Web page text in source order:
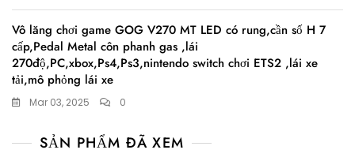
Vô lăng chơi game GOG V270 MT LED có rung,cần số H 7
cấp,Pedal Metal côn phanh gas ,lái
270độ,PC,xbox,Ps4,Ps3,nintendo switch chơi ETS2 ,lái xe
tải,mô phỏng lái xe
Mar 03, 2025 0
SẢN PHẨM ĐÃ XEM